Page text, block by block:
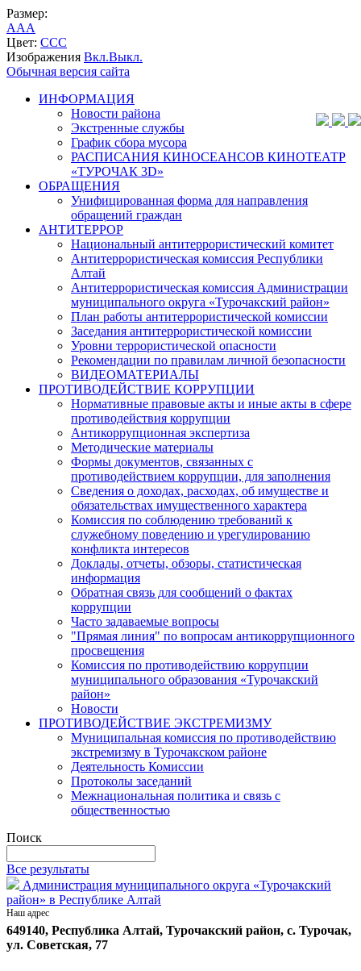
Размер:
AAA
Цвет: CCC
Изображения Вкл.Выкл.
Обычная версия сайта
ИНФОРМАЦИЯ
Новости района
Экстренные службы
График сбора мусора
РАСПИСАНИЯ КИНОСЕАНСОВ КИНОТЕАТР
«ТУРОЧАК 3D»
ОБРАЩЕНИЯ
Унифицированная форма для направления
обращений граждан
АНТИТЕРРОР
Национальный антитеррористический комитет
Антитеррористическая комиссия Республики
Алтай
Антитеррористическая комиссия Администрации
муниципального округа «Турочакский район»
План работы антитеррористической комиссии
Заседания антитеррористической комиссии
Уровни террористической опасности
Рекомендации по правилам личной безопасности
ВИДЕОМАТЕРИАЛЫ
ПРОТИВОДЕЙСТВИЕ КОРРУПЦИИ
Нормативные правовые акты и иные акты в сфере
противодействия коррупции
Антикоррупционная экспертиза
Методические материалы
Формы документов, связанных с
противодействием коррупции, для заполнения
Сведения о доходах, расходах, об имуществе и
обязательствах имущественного характера
Комиссия по соблюдению требований к
служебному поведению и урегулированию
конфликта интересов
Доклады, отчеты, обзоры, статистическая
информация
Обратная связь для сообщений о фактах
коррупции
Часто задаваемые вопросы
"Прямая линия" по вопросам антикоррупционного
просвещения
Комиссия по противодействию коррупции
муниципального образования «Турочакский
район»
Новости
ПРОТИВОДЕЙСТВИЕ ЭКСТРЕМИЗМУ
Муниципальная комиссия по противодействию
экстремизму в Турочакском районе
Деятельность Комиссии
Протоколы заседаний
Межнациональная политика и связь с
общественностью
Поиск
Все результаты
Администрация муниципального округа «Турочакский
район» в Республике Алтай
Наш адрес
649140, Республика Алтай, Турочакский район, с. Турочак,
ул. Советская, 77